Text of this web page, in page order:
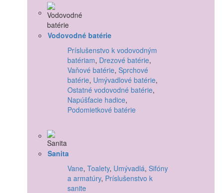
Vodovodné batérie
Príslušenstvo k vodovodným
batériam, Drezové batérie,
Vaňové batérie, Sprchové
batérie, Umývadlové batérie,
Ostatné vodovodné batérie,
Napúšťacie hadice,
Podomietkové batérie
Sanita
Vane, Toalety, Umývadlá, Sifóny
a armatúry, Príslušenstvo k
sanite